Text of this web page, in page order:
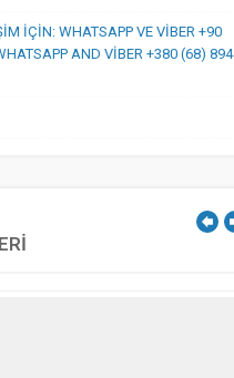
IÇIN: WHATSAPP VE VIBER +90
AND VIBER +380 (68) 894